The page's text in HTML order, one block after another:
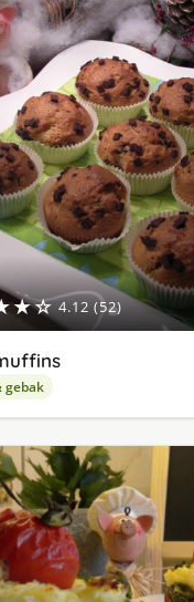
4.12 (52)
gebak